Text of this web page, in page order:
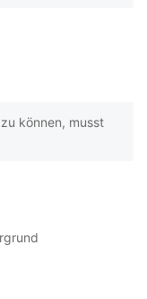
können, musst